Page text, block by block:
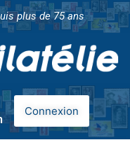
plus de 75 ans
Connexion